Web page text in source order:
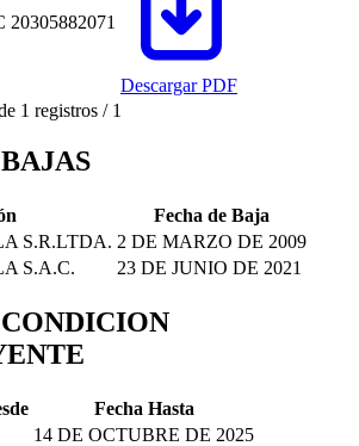
20305882071
Descargar PDF
1 registros / 1
Fecha de Baja
S.R.LTDA. 2 DE MARZO DE 2009
S.A.C.
23 DE JUNIO DE 2021
Fecha Hasta
14 DE OCTUBRE DE 2025